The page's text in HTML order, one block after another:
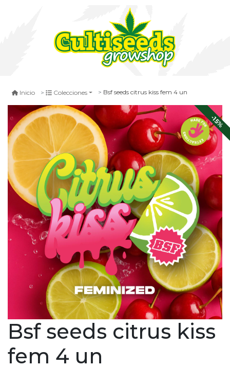
Inicio Colecciones Bsf seeds citrus kiss fem 4 un
-15%
Bsf seeds citrus kiss
fem 4 un